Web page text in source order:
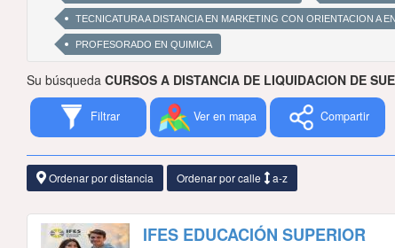
TECNICATURA A DISTANCIA EN MARKETING CON ORIENTACION A
PROFESORADO EN QUIMICA
Su búsqueda CURSOS A DISTANCIA DE LIQUIDACION DE
Filtrar Ver en mapa Compartir
Ordenar por distancia Ordenar por calle a-z
IFES EDUCACIÓN SUPERIOR